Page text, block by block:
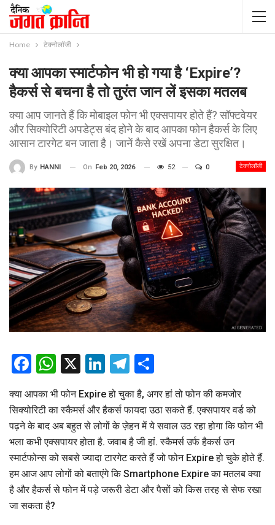
Home टेक्नोलॉजी
क्या आपका स्मार्टफोन भी हो गया है ‘Expire’?
हैकर्स से बचना है तो तुरंत जान लें इसका मतलब
क्या आप जानते हैं कि मोबाइल फोन भी एक्सपायर होते हैं? सॉफ्टवेयर
और सिक्योरिटी अपडेट्स बंद होने के बाद आपका फोन हैकर्स के लिए
आसान टारगेट बन जाता है। जानें कैसे रखें अपना डेटा सुरक्षित।
टेक्नोलॉजी
By HANNI On Feb 20, 2026 52 0
Facebook
WhatsApp
X LinkedIn
Telegram
क्या आपका भी फोन Expire हो चुका है, अगर हां तो फोन की कमजोर
सिक्योरिटी का स्कैमर्स और हैकर्स फायदा उठा सकते हैं. एक्सपायर वर्ड को
पढ़ने के बाद अब बहुत से लोगों के ज़ेहन में ये सवाल उठ रहा होगा कि फोन भी
भला कभी एक्सपायर होता है. जवाब है जी हां. स्कैमर्स उर्फ हैकर्स उन
स्मार्टफोन्स को सबसे ज्यादा टारगेट करते हैं जो फोन Expire हो चुके होते हैं.
हम आज आप लोगों को बताएंगे कि Smartphone Expire का मतलब क्या
है और हैकर्स से फोन में पड़े जरूरी डेटा और पैसों को किस तरह से सेफ रखा
जा सकता है?